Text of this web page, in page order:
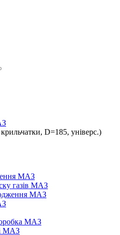
D=185, універс.)
МАЗ
газів МАЗ
МАЗ
МАЗ
МАЗ